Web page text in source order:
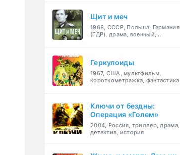
Щит и меч
1968, СССР, Польша, Германия
(ГДР), драма, военный,
Геркулоиды
1967, США, мультфильм,
короткометражка, фантастика,
Ключи от бездны:
Операция «Голем»
2004, Россия, триллер, драма,
детектив, история